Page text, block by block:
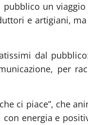
un
e artigiani,
dal
per
ci piace”, che
energia e